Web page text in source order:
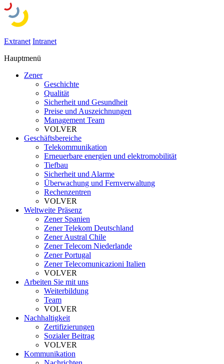
Extranet Intranet
Hauptmenü
Zener
Geschichte
Qualität
Sicherheit und Gesundheit
Preise und Auszeichnungen
Management Team
VOLVER
Geschäftsbereiche
Telekommunikation
Erneuerbare energien und elektromobilität
Tiefbau
Sicherheit und Alarme
Überwachung und Fernverwaltung
Rechenzentren
VOLVER
Weltweite Präsenz
Zener Spanien
Zener Telekom Deutschland
Zener Austral Chile
Zener Telecom Niederlande
Zener Portugal
Zener Telecomunicazioni Italien
VOLVER
Arbeiten Sie mit uns
Weiterbildung
Team
VOLVER
Nachhaltigkeit
Zertifizierungen
Sozialer Beitrag
VOLVER
Kommunikation